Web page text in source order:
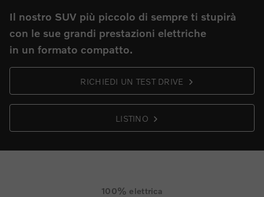
Il nostro SUV più piccolo di sempre ti stupirà
con le sue grandi prestazioni elettriche
in un formato compatto.
RICHIEDI UN TEST DRIVE
LISTINO
100% elettrica